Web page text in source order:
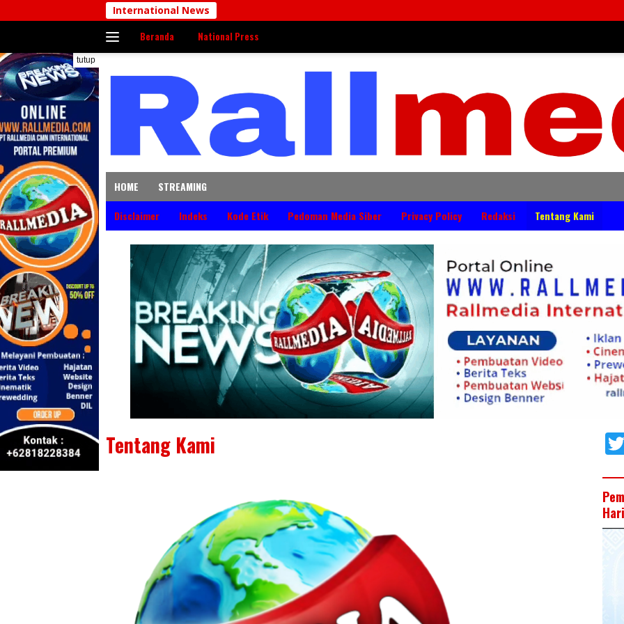
ke
International News
Beranda National Press
tutup
HOME
STREAMING
Disclaimer
Indeks Kode Etik Pedoman Media Siber Privacy Policy Redaksi Tentang Kami
Tentang Kami